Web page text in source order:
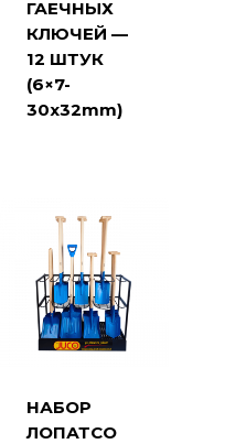
ГАЕЧНЫХ
КЛЮЧЕЙ —
12 ШТУК
(6×7-
30x32mm)
НАБОР
ЛОПАТСО